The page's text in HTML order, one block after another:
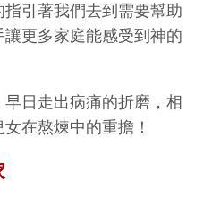
引著我們去到需要幫助
更多家庭能感受到神的
日走出病痛的折磨，相
在熬煉中的重擔！